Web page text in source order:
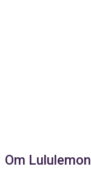
Om Lululemon